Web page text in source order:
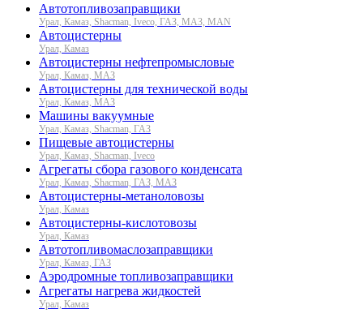
Автотопливозаправщики
Урал, Камаз, Shacman, Iveco, ГАЗ, МАЗ, MAN
Автоцистерны
Урал, Камаз
Автоцистерны нефтепромысловые
Урал, Камаз, МАЗ
Автоцистерны для технической воды
Урал, Камаз, МАЗ
Машины вакуумные
Урал, Камаз, Shacman, ГАЗ
Пищевые автоцистерны
Урал, Камаз, Shacman, Iveco
Агрегаты сбора газового конденсата
Урал, Камаз, Shacman, ГАЗ, МАЗ
Автоцистерны-метаноловозы
Урал, Камаз
Автоцистерны-кислотовозы
Урал, Камаз
Автотопливомаслозаправщики
Урал, Камаз, ГАЗ
Аэродромные топливозаправщики
Агрегаты нагрева жидкостей
Урал, Камаз